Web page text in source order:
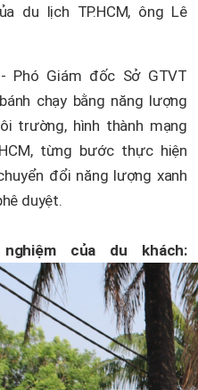
du lịch TP.HCM, ông Lê
Phó Giám đốc Sở GTVT
chạy bằng năng lượng
trường, hình thành mạng
từng bước thực hiện
đổi năng lượng xanh
duyệt.
của du khách: